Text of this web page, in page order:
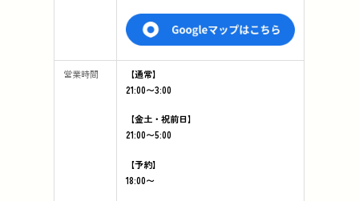
営業時間
【通常】
21:00〜3:00
【金土・祝前日】
21:00〜5:00
【予約】
18:00〜